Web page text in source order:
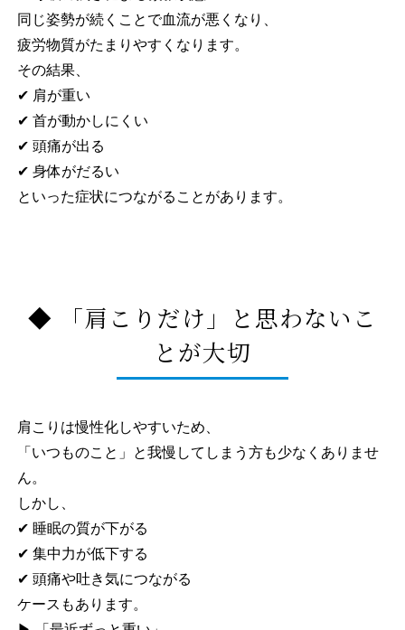
同じ姿勢が続くことで血流が悪くなり、
疲労物質がたまりやすくなります。
その結果、
✔ 肩が重い
✔ 首が動かしにくい
✔ 頭痛が出る
✔ 身体がだるい
といった症状につながることがあります。
◆ 「肩こりだけ」と思わないこ
とが大切
肩こりは慢性化しやすいため、
「いつものこと」と我慢してしまう方も少なくありませ
ん。
しかし、
✔ 睡眠の質が下がる
✔ 集中力が低下する
✔ 頭痛や吐き気につながる
ケースもあります。